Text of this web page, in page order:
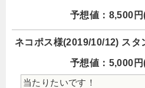
予想値：8,500円
ネコポス様(2019/10/12) ス
予想値：5,000円
当たりたいです！